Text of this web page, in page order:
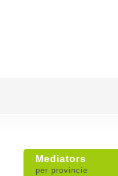
Mediators
per provincie